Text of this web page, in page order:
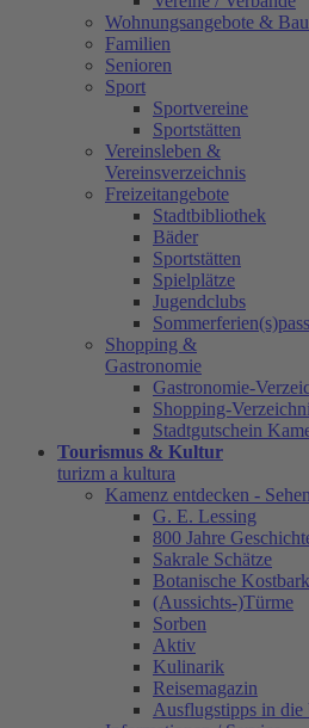
Wohnungsangebote &
Familien
Senioren
Sport
Sportvereine
Sportstätten
Vereinsleben &
Vereinsverzeichnis
Freizeitangebote
Stadtbibliothek
Bäder
Sportstätten
Spielplätze
Jugendclubs
Sommerferien(s)pass
Shopping &
Gastronomie
Gastronomie-
Shopping-
Stadtgutschein
Tourismus & Kultur
turizm a kultura
Kamenz entdecken -
G. E. Lessing
800 Jahre
Sakrale Schätze
Botanische
(Aussichts-)Türme
Sorben
Aktiv
Kulinarik
Reisemagazin
Ausflugstipps in die